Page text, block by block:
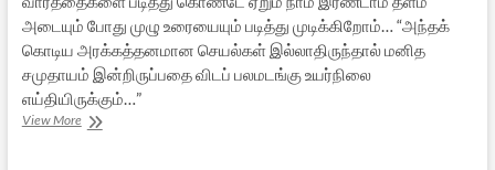
அடையும் போது முழு உரையையும் படித்து முடிக்கிறோம்… “அந்தக்
கொடிய அரக்கத்தனமான செயல்கள் இல்லாதிருந்தால் மனித
சமுதாயம் இன்றிருப்பதை விடப் பலமடங்கு உயர்நிலை
எய்தியிருக்கும்…”
View Moreவரலாற்று